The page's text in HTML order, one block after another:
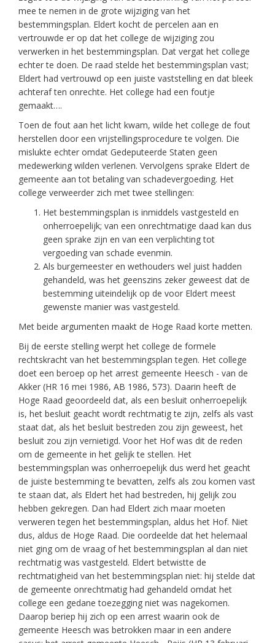
mee te nemen in de grote wijziging van het
bestemmingsplan. Eldert kocht de percelen aan en
vertrouwde er op dat het college de wijziging zou
verwerken in het bestemmingsplan. Dat vergat het college
echter te doen. De raad stelde het bestemmingsplan vast;
Eldert had vertrouwd op een juiste vaststelling en dat bleek
achteraf ten onrechte. Het college had een foutje
gemaakt….
Toen de fout aan het licht kwam, wilde het college de fout
herstellen door een vrijstellingsprocedure te volgen. Die
mislukte echter omdat Gedeputeerde Staten geen
medewerking wilden verlenen. Vervolgens sprake Eldert de
gemeente aan tot betaling van schadevergoeding. Het
college verweerder zich met twee stellingen:
Het bestemmingsplan is inmiddels vastgesteld en
onherroepelijk; van een onrechtmatige daad kan dus
geen sprake zijn en van een verplichting tot
vergoeding van schade evenmin.
Als burgemeester en wethouders wel juist hadden
gehandeld, was het geenszins zeker geweest dat de
bestemming uiteindelijk op de voor Eldert meest
gewenste manier was vastgesteld.
Met beide argumenten maakt de Hoge Raad korte metten.
Bij de eerste stelling werpt het college de formele
rechtskracht van het bestemmingsplan tegen. Het college
doet een beroep op het arrest gemeente Heesch - van de
Akker (HR 16 mei 1986, AB 1986, 573). Daarin heeft de
Hoge Raad geoordeeld dat, als een besluit onherroepelijk
is, het besluit geacht wordt rechtmatig te zijn, zelfs als vast
staat dat, als het besluit bestreden zou zijn geweest, het
besluit zou zijn vernietigd. Voor het Hof was dit de reden
om de gemeente in het gelijk te stellen. Het
bestemmingsplan was onherroepelijk dus werd het geacht
de juiste bestemming te bevatten, zelfs als zou komen vast
te staan dat, als Eldert het had bestreden, hij gelijk zou
hebben gekregen. Dan had Eldert zich maar moeten
verweren tegen het bestemmingsplan, aldus het Hof. Niet
dus, aldus de Hoge Raad. Die oordeelde dat het helemaal
niet ging om de vraag of het bestemmingsplan al dan niet
rechtmatig was vastgesteld. Eldert betwistte de
rechtmatigheid van het bestemmingsplan niet: hij stelde dat
de gemeente onrechtmatig had gehandeld omdat het
college een gedane toezegging niet was nagekomen.
Daarop beriep hij zich op een arrest waarin ook de
gemeente Heesch was betrokken maar in een andere